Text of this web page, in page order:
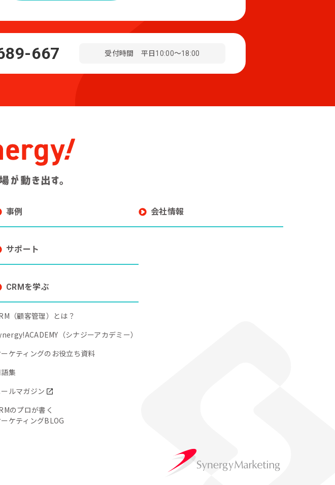
667 受付時間 平日10:00～18:00
事例
サポート
CRMを学ぶ
（顧客管理）とは？
（シナジーアカデミー）
ケティングのお役立ち資料
集
ールマガジン
のプロが書く
ケティングBLOG
会社情報